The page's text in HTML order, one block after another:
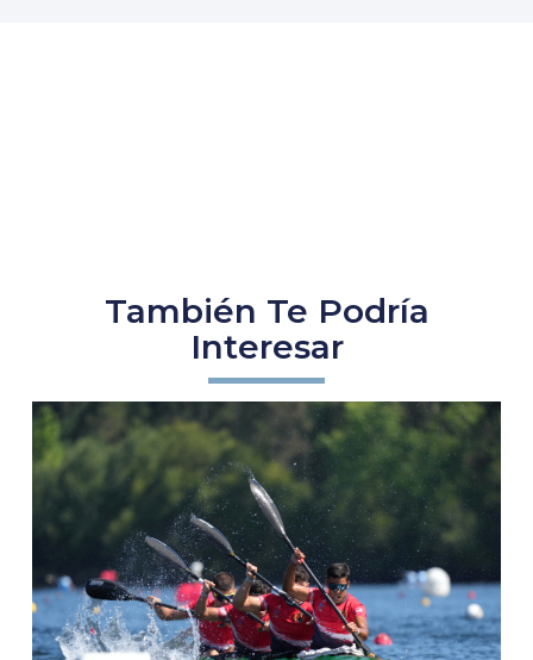
También Te Podría
Interesar